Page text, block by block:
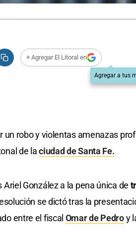
+ Agregar El Litoral en
Agregar a tus
robo y violentas amenazas
de laciudad de Santa Fe.
González a la pena única de
se dictó tras la
entre el fiscal Omar de Pedroy